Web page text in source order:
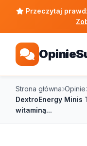
Przeczytaj
Strona główna Opinie
DextroEnergy Minis
witaminą...